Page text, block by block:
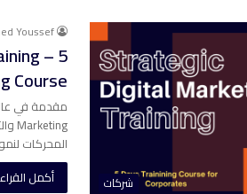
شركات
Youssef
– 5
Course
المحركات
أكمل